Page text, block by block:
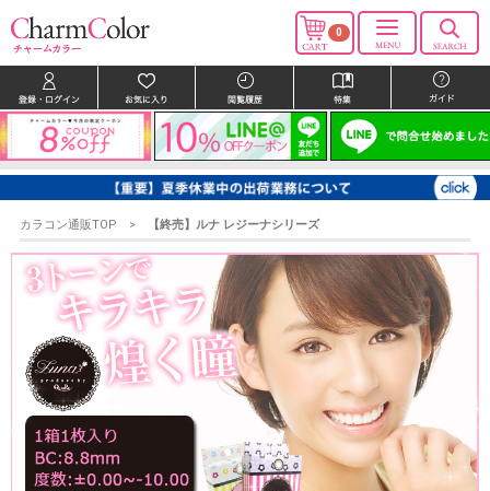
0
カラコン通販TOP 【終売】ルナ レジーナシリーズ